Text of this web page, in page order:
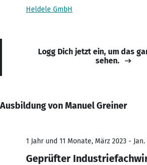
Heldele GmbH
Logg Dich jetzt ein, um das
sehen.
Ausbildung von Manuel Greiner
1 Jahr und 11 Monate, März 2023 - Jan.
Geprüfter